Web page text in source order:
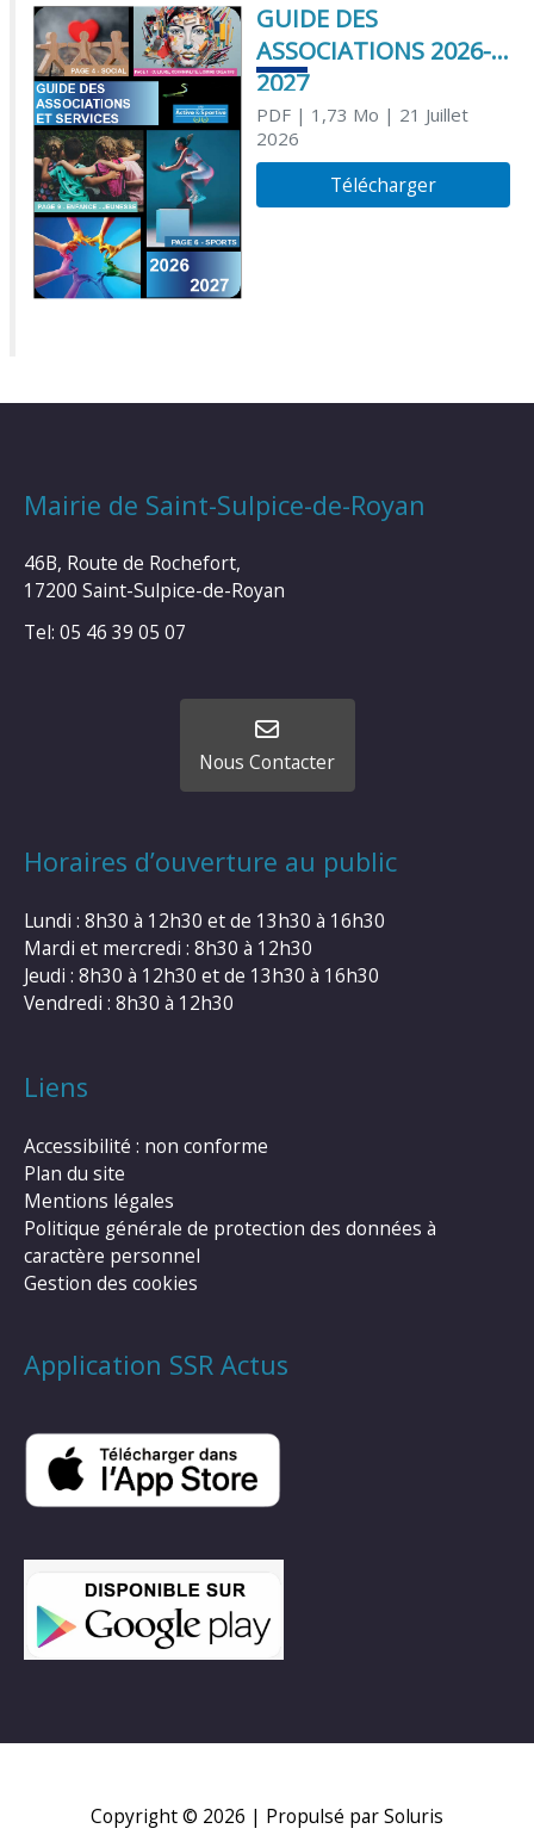
GUIDE DES
ASSOCIATIONS 2026-
2027
PDF| 1,73 Mo | 21 Juillet
2026
Télécharger
Mairie de Saint-Sulpice-de-Royan
46B, Route de Rochefort,
17200 Saint-Sulpice-de-Royan
Tel: 05 46 39 05 07
Nous Contacter
Horaires d’ouverture au public
Lundi : 8h30 à 12h30 et de 13h30 à 16h30
Mardi et mercredi : 8h30 à 12h30
Jeudi : 8h30 à 12h30 et de 13h30 à 16h30
Vendredi : 8h30 à 12h30
Liens
Accessibilité : non conforme
Plan du site
Mentions légales
Politique générale de protection des données à
caractère personnel
Gestion des cookies
Application SSR Actus
Copyright © 2026 | Propulsé par Soluris